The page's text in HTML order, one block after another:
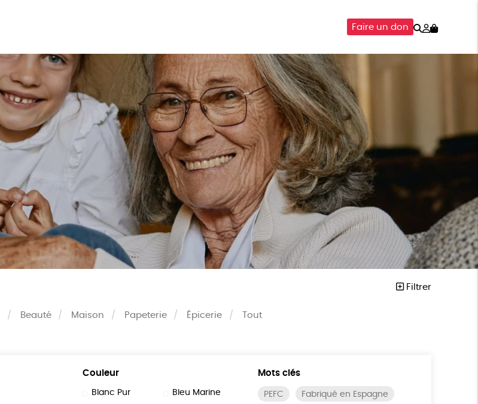
ENFANTS ACCESSOIRES ÉPICERIE
BEAUTÉ MAISON
Faire un don Rechercher
Mon
Filtrer
Beauté Maison Papeterie Épicerie Tout
Couleur
Blanc Pur Bleu Marine
Mots clés
PEFC Fabriqué en Espagne